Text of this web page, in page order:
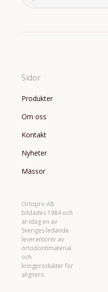
Sidor
Produkter
Om oss
Kontakt
Nyheter
Mässor
Ortopro AB
bildades 1984 och
är idag en av
Sveriges ledande
leverantörer av
ortodontimaterial
och
kringprodukter för
aligners.